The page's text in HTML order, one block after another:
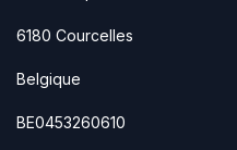
6180 Courcelles
Belgique
BE0453260610